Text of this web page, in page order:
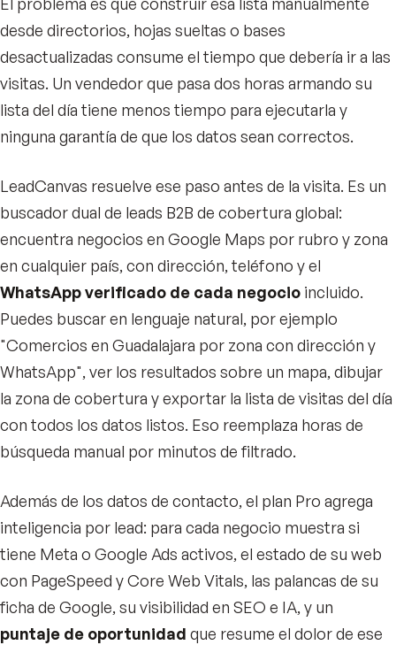
desde directorios, hojas sueltas o bases
desactualizadas consume el tiempo que debería ir a las
visitas. Un vendedor que pasa dos horas armando su
lista del día tiene menos tiempo para ejecutarla y
ninguna garantía de que los datos sean correctos.
LeadCanvas resuelve ese paso antes de la visita. Es un
buscador dual de leads B2B de cobertura global:
encuentra negocios en Google Maps por rubro y zona
en cualquier país, con dirección, teléfono y el
WhatsApp verificado de cada negocio incluido.
Puedes buscar en lenguaje natural, por ejemplo
"Comercios en Guadalajara por zona con dirección y
WhatsApp", ver los resultados sobre un mapa, dibujar
la zona de cobertura y exportar la lista de visitas del día
con todos los datos listos. Eso reemplaza horas de
búsqueda manual por minutos de filtrado.
Además de los datos de contacto, el plan Pro agrega
inteligencia por lead: para cada negocio muestra si
tiene Meta o Google Ads activos, el estado de su web
con PageSpeed y Core Web Vitals, las palancas de su
ficha de Google, su visibilidad en SEO e IA, y un
puntaje de oportunidad que resume el dolor de ese